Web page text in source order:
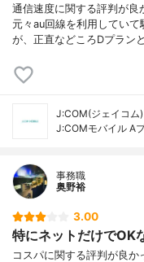
通信速度に関する評判が良
元々au回線を利用してい
が、正直などころDプラン
J:COM(ジェイコム)
J:COMモバイル A
事務職
奥野裕
3.00
特にネットだけでOK
コスパに関する評判が良か